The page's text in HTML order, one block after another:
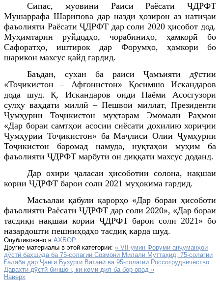
Сипас, муовини Раиси Раёсати ҶДРФТ
Мушаррафа Шарипова дар назди ҳозирон аз натиҷаи
фаъолияти Раёсати ҶДРФТ дар соли 2020 ҳисобот дод.
Муҳимтарин рӯйдодҳо, чорабиниҳо, ҳамкорӣ бо
Сафоратҳо, иштирок дар Форумҳо, ҳамкори бо
шарикон махсус қайд гардид.
Баъдан, сухан ба раиси Ҷамъияти дӯстии
«Тоҷикистон – Афғонистон» Қосимшо Искандаров
дода шуд. Қ. Искандаров оиди Паёми Асосгузори
сулҳу ваҳдати миллӣ – Пешвои миллат, Президенти
Ҷумҳурии Тоҷикистон муҳтарам Эмомалӣ Раҳмон
«Дар бораи самтҳои асосии сиёсати дохилию хориҷии
Ҷумҳурии Тоҷикистон» ба Маҷлиси Олии Ҷумҳурии
Тоҷикистон баромад намуда, нуқтаҳои муҳим ба
фаъолияти ҶДРФТ марбути он диққати махсус доданд.
Дар охириҷаласаи ҳисоботии солона, нақшаи
кории ҶДРФТ барои соли 2021 муҳокима гардид.
Масъалаи қабули қарорҳо «Дар бораи ҳисоботи
фаъолияти Раёсати ҶДРФТ дар соли 2020», «Дар бораи
тасдиқи нақшаи кории ҶДРФТ барои соли 2021» бо
назардошти пешниҳодҳо тасдиқ карда шуд.
Опубликовано в АХБОР
Другие материалы в этой категории: « VII-умин Форуми анҷуманҳои
дӯстӣ бахшида ба 75-солагии Созмони Милали Муттаҳид, 75-солагии
Ғалаба дар Ҷанги Бузурги Ватанӣ ва 95-солагии Россотрудничество
Дарахти дӯстӣ биншон, ки коми дил ба бор орад »
Наверх